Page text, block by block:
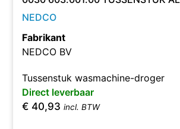
NEDCO
Fabrikant
NEDCO BV
Tussenstuk wasmachine-droger
Direct leverbaar
€ 40,93 incl. BTW